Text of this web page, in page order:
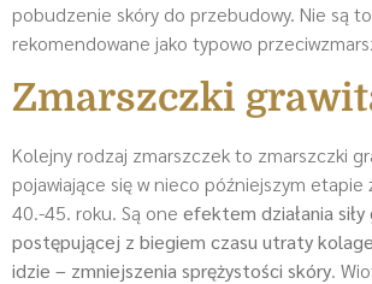
pobudzenie skóry do przebudowy. Nie są
rekomendowane jako typowo
Zmarszczki
Kolejny rodzaj zmarszczek to zmarszczki
pojawiające się w nieco późniejszym etapie
40.-45. roku. Są one efektem działania
postępującej z biegiem czasu utraty
idzie – zmniejszenia sprężystości skóry.